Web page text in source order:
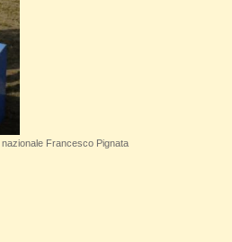
Francesco Pignata